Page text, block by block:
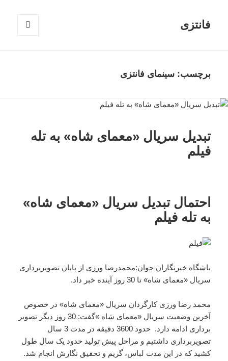
فانتزی
برچسب: سینمای فانتزی
تبدیل سریال «معمای شاه» به تله
فیلم
احتمال تبدیل سریال «معمای شاه»
به تله فیلم
باشگاه خبرنگاران جوان:محمدرضا ورزی از پایان تصویربرداری
سریال «معمای شاه» تا 30 روز آینده خبر داد.
محمد رضا ورزی کارگردان سریال «معمای شاه» در خصوص
آخرین وضعیت سریال «معمای شاه »گفت: 30 روز دیگر تصویر
‌برداری ادامه دارد. حدود 3600 دقیقه در مدت 3 سال
تصویربرداری داشتیم و مراحل پیش تولید حدود یک سال طول
کشید که در این مدت لباس، گریم و تحقیق نگارش انجام شد.